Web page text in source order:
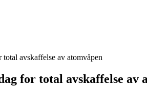
avskaffelse av atomvåpen
for total avskaffelse av